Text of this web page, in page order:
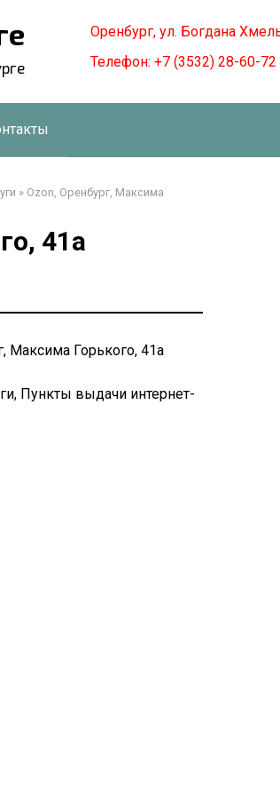
Оренбург, ул. Богдана
Телефон: +7 (3532) 28-60-72
» Ozon, Оренбург, Максима
41а
Максима Горького, 41а
Пункты выдачи интернет-